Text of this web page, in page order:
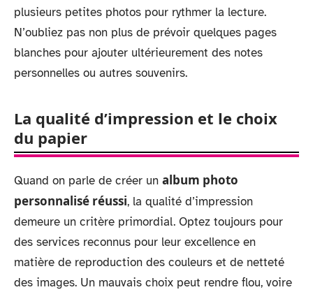
plusieurs petites photos pour rythmer la lecture.
N’oubliez pas non plus de prévoir quelques pages
blanches pour ajouter ultérieurement des notes
personnelles ou autres souvenirs.
La qualité d’impression et le choix
du papier
Quand on parle de créer un album photo
personnalisé réussi, la qualité d’impression
demeure un critère primordial. Optez toujours pour
des services reconnus pour leur excellence en
matière de reproduction des couleurs et de netteté
des images. Un mauvais choix peut rendre flou, voire